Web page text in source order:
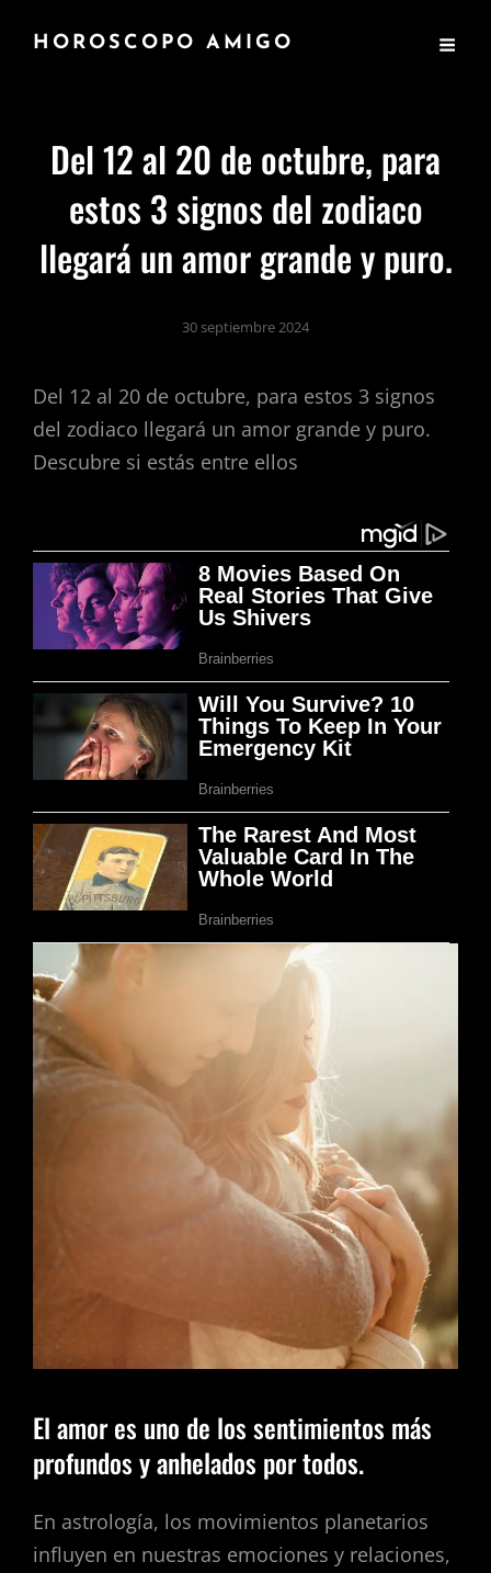
HOROSCOPO AMIGO
Del 12 al 20 de octubre, para
estos 3 signos del zodiaco
llegará un amor grande y puro.
30 septiembre 2024
Del 12 al 20 de octubre, para estos 3 signos
del zodiaco llegará un amor grande y puro.
Descubre si estás entre ellos
El amor es uno de los sentimientos más
profundos y anhelados por todos.
En astrología, los movimientos planetarios
influyen en nuestras emociones y relaciones,